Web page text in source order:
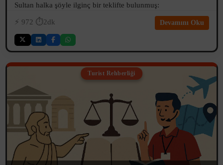
Sultan halka şöyle ilginç bir teklifte bulunmuş:
⚡️ 972 ⏱️2dk Devamını Oku
Turist Rehberliği